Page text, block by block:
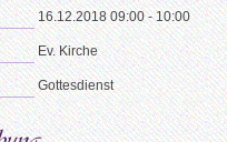
16.12.2018 09:00 - 10:00
Ev. Kirche
Gottesdienst